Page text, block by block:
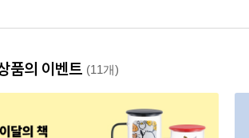
품의 이벤트 (11개)